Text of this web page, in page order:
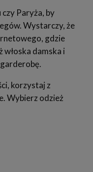
Paryża, by
Wystarczy, że
gdzie
włoska damska i
korzystaj z
Wybierz odzież